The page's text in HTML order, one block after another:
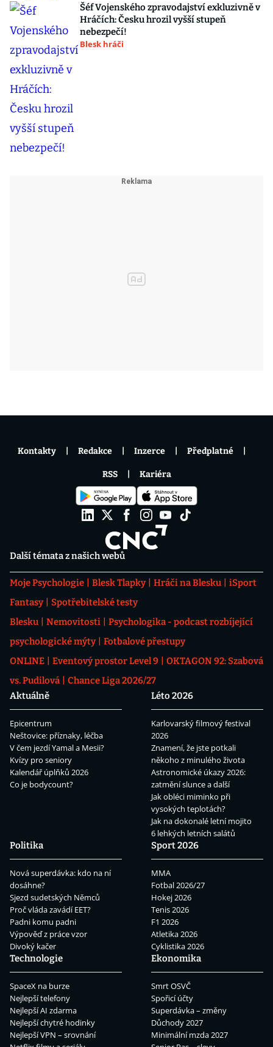
Šéf Vojenského zpravodajství exkluzivně v
Hráčích: Česku hrozil vyšší stupeň
nebezpečí!
Blesk hráči
Další témata z našich webů
Moje Psychologie Blesk Tlapky Hráči na Blesku
iSport
Fantasy
Spotřebitelské testy
Blesku
Nemovitosti
Psychologika - podcast rozbíjející
psychologické mýty
Fotbalové přestupy
ONLINE
Eventový prostor Level 9
OKTAGON 92: Szabová
vs. Pudilová
Chance Liga 2026/27
Aktuálně
Epicentrum
Neštovice: příznaky, léčba
V čem jezdí Yamal a Mesii?
Kvízy pro seniory
Kalendář úplňků 2026
Co je bodycount?
Léto 2026
Karlovarský filmový festival
2026
Znamení, že jste potkali
někoho z minulého života
Astronomické úkazy 2026:
zatmění slunce a další
Jak obléci miminko při
vysokých teplotách?
Jak na dokonalé letní mojito
6 lehkých letních salátů
Politika
Nová superdávka: kdo na ní
dosáhne?
Sjezd sudetských Němců
Proč vláda zavádí EET?
Padni komu padni
Výpověď z práce vzor
Divoký kačer
Sport 2026
MMA
Fotbal 2026/27
Hokej 2026
Tenis 2026
F1 2026
Atletika 2026
Cyklistika 2026
Technologie
SpaceX na burze
Nejlepší telefony
Nejlepší AI zdarma
Nejlepší chytré hodinky
Nejlepší VPN – srovnání
Ekonomika
Smrt OSVČ
Spořicí účty
Superdávka – změny
Důchody 2027
Minimální mzda 2027
Kontakty Redakce Inzerce Předplatné
RSS Kariéra